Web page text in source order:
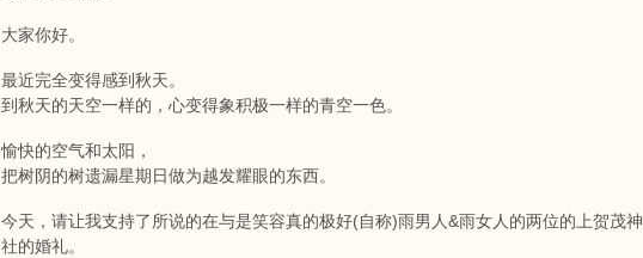
大家你好。
最近完全变得感到秋天。
到秋天的天空一样的，心变得象积极一样的青空一色。
愉快的空气和太阳，
把树阴的树遗漏星期日做为越发耀眼的东西。
今天，请让我支持了所说的在与是笑容真的极好(自称)雨男人&雨女人的两位的上贺茂神
社的婚礼。